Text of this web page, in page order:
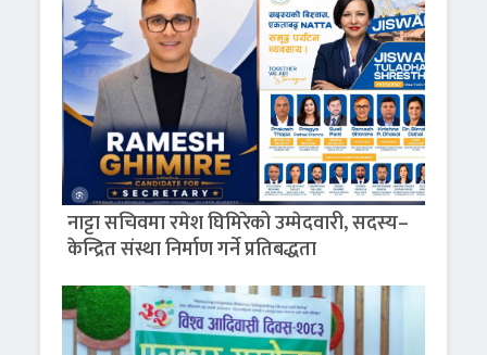
नाट्टा सचिवमा रमेश घिमिरेको उम्मेदवारी, सदस्य–
केन्द्रित संस्था निर्माण गर्ने प्रतिबद्धता